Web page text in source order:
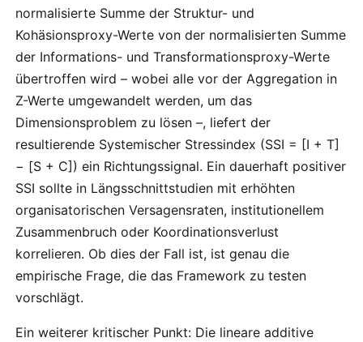
normalisierte Summe der Struktur- und
Kohäsionsproxy-Werte von der normalisierten Summe
der Informations- und Transformationsproxy-Werte
übertroffen wird – wobei alle vor der Aggregation in
Z-Werte umgewandelt werden, um das
Dimensionsproblem zu lösen –, liefert der
resultierende Systemischer Stressindex (SSI = [I + T]
− [S + C]) ein Richtungssignal. Ein dauerhaft positiver
SSI sollte in Längsschnittstudien mit erhöhten
organisatorischen Versagensraten, institutionellem
Zusammenbruch oder Koordinationsverlust
korrelieren. Ob dies der Fall ist, ist genau die
empirische Frage, die das Framework zu testen
vorschlägt.
Ein weiterer kritischer Punkt: Die lineare additive